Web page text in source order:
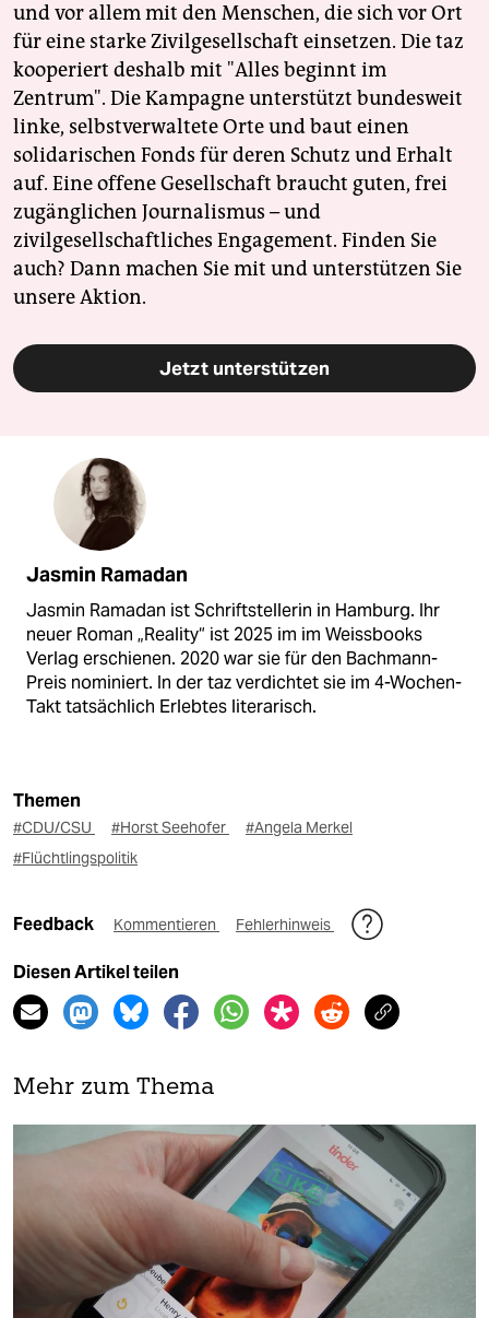
und vor allem mit den Menschen, die sich vor Ort
für eine starke Zivilgesellschaft einsetzen. Die taz
kooperiert deshalb mit "Alles beginnt im
Zentrum". Die Kampagne unterstützt bundesweit
linke, selbstverwaltete Orte und baut einen
solidarischen Fonds für deren Schutz und Erhalt
auf. Eine offene Gesellschaft braucht guten, frei
zugänglichen Journalismus – und
zivilgesellschaftliches Engagement. Finden Sie
auch? Dann machen Sie mit und unterstützen Sie
unsere Aktion.
Jetzt unterstützen
Jasmin Ramadan
Jasmin Ramadan ist Schriftstellerin in Hamburg. Ihr
neuer Roman „Reality“ ist 2025 im im Weissbooks
Verlag erschienen. 2020 war sie für den Bachmann-
Preis nominiert. In der taz verdichtet sie im 4-Wochen-
Takt tatsächlich Erlebtes literarisch.
Themen
#CDU/CSU #Horst Seehofer
#Angela Merkel
#Flüchtlingspolitik
Feedback Kommentieren Fehlerhinweis
Diesen Artikel teilen
Mehr zum Thema